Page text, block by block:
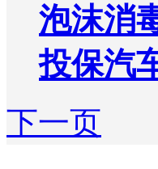
泡沫消
投保汽
下一页